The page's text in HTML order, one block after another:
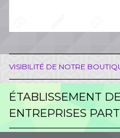
VISIBILITÉ DE NOTRE
ÉTABLISSEMENT
ENTREPRISES